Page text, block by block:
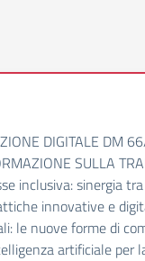
DIGITALE DM
SULLA
inclusiva: sinergia
innovative e
le nuove forme di
artificiale per